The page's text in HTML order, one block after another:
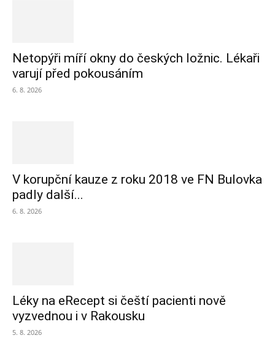
Netopýři míří okny do českých ložnic. Lékaři
varují před pokousáním
6. 8. 2026
V korupční kauze z roku 2018 ve FN Bulovka
padly další...
6. 8. 2026
Léky na eRecept si čeští pacienti nově
vyzvednou i v Rakousku
5. 8. 2026